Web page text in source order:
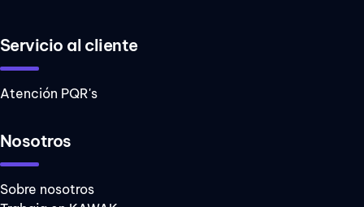
Servicio al cliente
Atención PQR's
Nosotros
Sobre nosotros